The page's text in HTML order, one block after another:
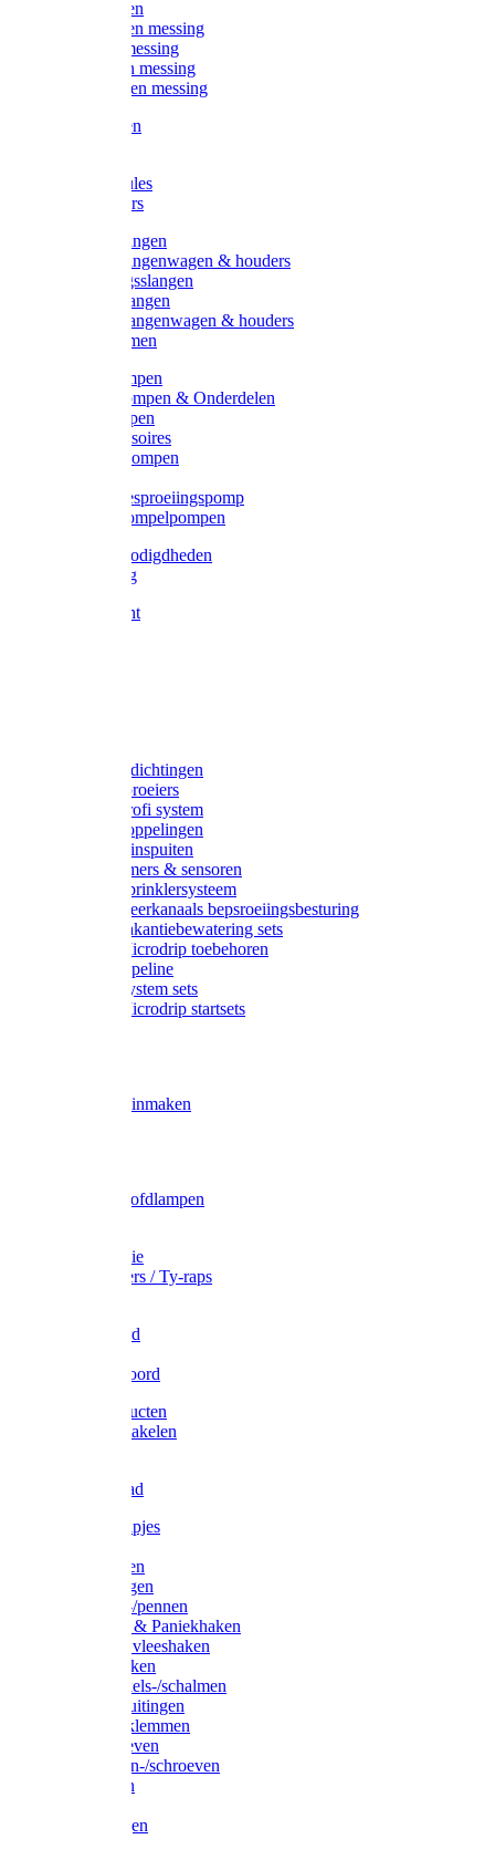
Kogelkranen
Koppelingen messing
Sproeiers messing
Tuinspuiten messing
Slangstukken messing
Handspuiten
Kunststoftules
Regenmeters
Overige slangen
Overige slangenwagen & houders
Beregeningsslangen
Gardena slangen
Gardena slangenwagen & houders
Slangklemmen
Leader pompen
Zwengelpompen & Onderdelen
Ebara pompen
Pompaccessoires
Excellent pompen
Gardena besproeiingspomp
Gardena dompelpompen
Tyleen benodigdheden
Tyleenslang
Lange bocht
Gardena afdichtingen
Gardena sproeiers
Gardena Profi system
Gardena koppelingen
Gardena tuinspuiten
Gardena timers & sensoren
Gardena Sprinklersysteem
Gardena meerkanaals bepsroeiingsbesturing
Gardena vakantiebewatering sets
Gardena Microdrip toebehoren
Gardena Pipeline
Gardena System sets
Gardena Microdrip startsets
Wecken & inmaken
Zak- & Hoofdlampen
Tape en folie
Kabelbinders / Ty-raps
Metselkoord
Elastisch koord
Afdekproducten
Heffen en takelen
Waslijndraad
Simplexknipjes
Sleutelringen
Gelaste ringen
Borgveren-/pennen
Musketons & Paniekhaken
S-haken & vleeshaken
Karabijnhaken
Noodschakels-/schalmen
Harp-/D-sluitingen
Staaldraadklemmen
Spanschroeven
Ringmoeren-/schroeven
Puntkousen
Aanlegringen